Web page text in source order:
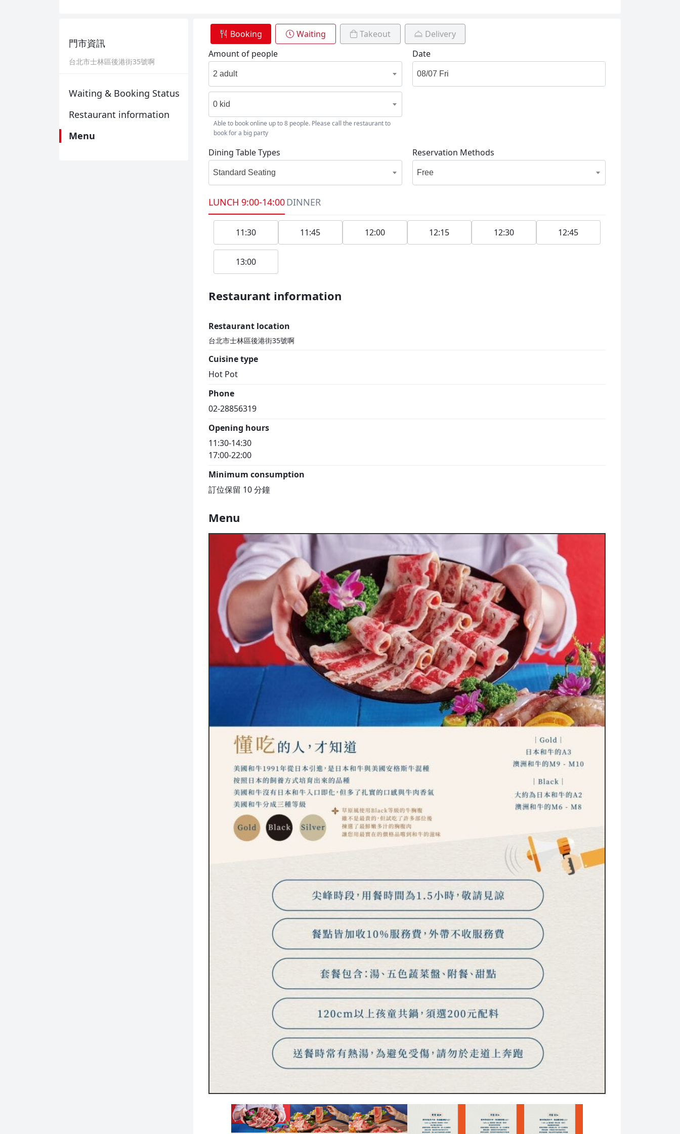
門市資訊
台北市士林區後港街35號啊
Waiting & Booking Status
Restaurant information
Menu
Booking Waiting Takeout
Delivery
Amount of people
2 adult
0 kid
Able to book online up to 8 people. Please call the restaurant to
book for a big party
Date
Dining Table Types
Standard Seating
Reservation Methods
Free
LUNCH 9:00-14:00DINNER
11:30 11:45 12:00 12:15 12:30 12:45
13:00
Restaurant information
Restaurant location
台北市士林區後港街35號啊
Cuisine type
Hot Pot
Phone
02-28856319
Opening hours
11:30-14:30
17:00-22:00
Minimum consumption
訂位保留 10 分鐘
Menu